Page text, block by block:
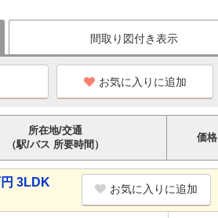
間取り図付き表示
お気に入りに追加
所在地/交通
（駅/バス 所要時間）
価格
3LDK お気に入りに追加